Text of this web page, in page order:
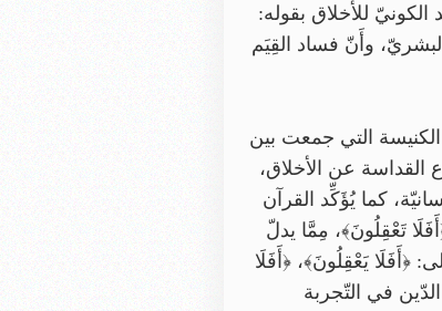
: 8)، ويُؤَكِّد النّبيّ ﷺَ هذا البعد الكونيّ للأخلاق بقوله:
البشريّ، وأَنّ فساد القِيَم
التي جمعت بين
القداسة عن الأخلاق،
كما يُؤَكِّد القرآن
تَعْقِلُونَ﴾، مِمَّا يدلّ
﴿أَفَلَا يَعْقِلُونَ﴾، ﴿أَفَلَا
في التّجربة